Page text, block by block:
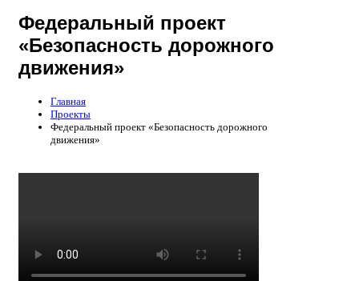
Федеральный проект
«Безопасность дорожного
движения»
Главная
Проекты
Федеральный проект «Безопасность дорожного
движения»